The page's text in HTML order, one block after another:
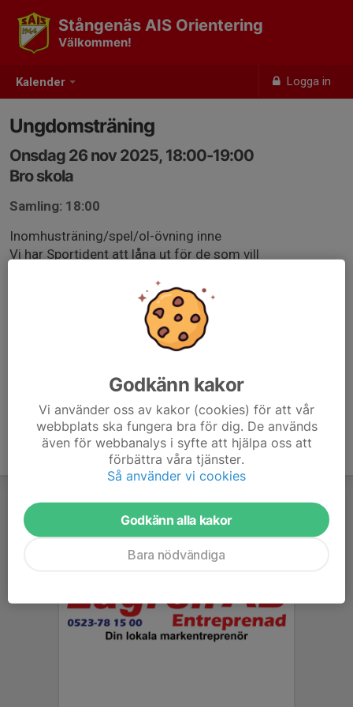
Kalender Logga in
Stångenäs AIS Orientering
Välkommen!
Ungdomsträning
Onsdag 26 nov 2025, 18:00-19:00
Bro skola
Samling: 18:00
Inomhusträning/spel/ol-övning inne
Vi har Sportident att låna ut för de som vill
Har ni några frågor är det bara att höra av sig
Godkänn kakor
Vi använder oss av kakor (cookies) för att vår
webbplats ska fungera bra för dig. De används
även för webbanalys i syfte att hjälpa oss att
förbättra våra tjänster.
Så använder vi cookies
Godkänn alla kakor
Bara nödvändiga